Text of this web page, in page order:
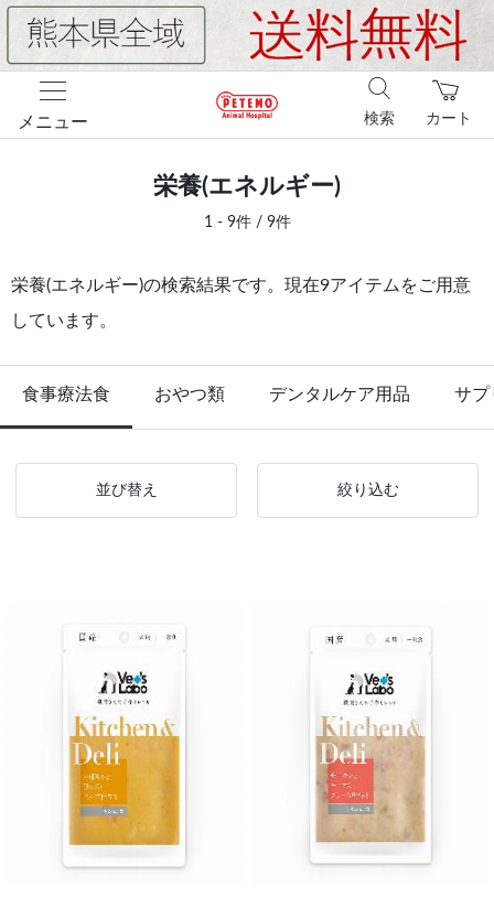
メニュー カート
検索
栄養(エネルギー)
1 - 9件 / 9件
栄養(エネルギー)の検索結果です。現在9アイテムをご用意
しています。
食事療法食 おやつ類 デンタルケア用品 サプ
並び替え 絞り込む